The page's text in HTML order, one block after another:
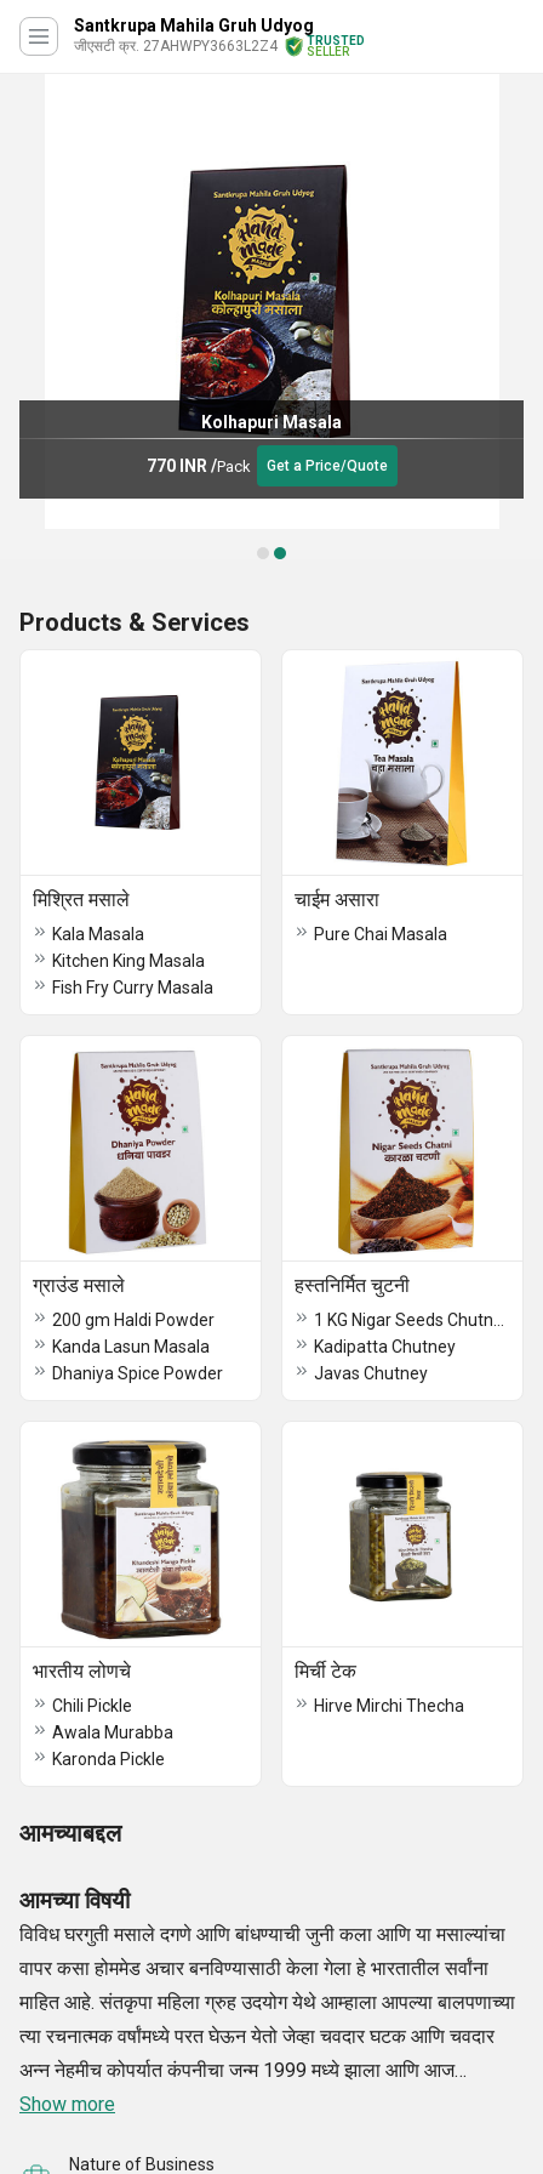
Santkrupa Mahila Gruh Udyog
जीएसटी क्र. 27AHWPY3663L2Z4
TRUSTED
SELLER
Kolhapuri Masala
770 INR /Pack Get a Price/Quote
Products & Services
मिश्रित मसाले
Kala Masala
Kitchen King Masala
Fish Fry Curry Masala
चाईम असारा
Pure Chai Masala
ग्राउंड मसाले
200 gm Haldi Powder
Kanda Lasun Masala
Dhaniya Spice Powder
हस्तनिर्मित चुटनी
Kadipatta Chutney
Javas Chutney
भारतीय लोणचे
Chili Pickle
Awala Murabba
Karonda Pickle
मिर्ची टेक
Hirve Mirchi Thecha
आमच्याबद्दल
आमच्या विषयी
विविध घरगुती मसाले दगणे आणि बांधण्याची जुनी कला आणि या मसाल्यांचा
वापर कसा होममेड अचार बनविण्यासाठी केला गेला हे भारतातील सर्वांना
माहित आहे. संतकृपा महिला ग्रुह उदयोग येथे आम्हाला आपल्या बालपणाच्या
त्या रचनात्मक वर्षांमध्ये परत घेऊन येतो जेव्हा चवदार घटक आणि चवदार
अन्न नेहमीच कोपर्यात कंपनीचा जन्म 1999 मध्ये झाला आणि आज
हँडक्राफ्ट मसाले, चाय मसाला, ग्राउंडेड स्पाईस, हॅन्डमेड चटनी आणि
Show more
Nature of Business